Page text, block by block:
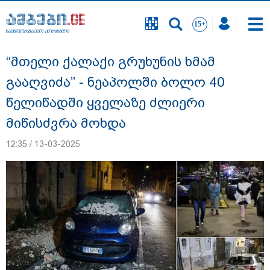
საინფორმაციო პორტალი
"სანაპირო რაიონებში მოსალოდნელია
წვიმა" - გარემოს ეროვნული სააგენტოს
გაფრთხილება: რომელ რეგიონებში უნდა
ველოდოთ ელჭექს, სეტყვასა და ქარის
საინფორმაციო პორტალი
“მთელი ქალაქი გრუხუნის ხმამ
გააღვიძა” - ნეაპოლში ბოლო 40
წელიწადში ყველაზე ძლიერი
მიწისძვრა მოხდა
12:35 / 13-03-2025